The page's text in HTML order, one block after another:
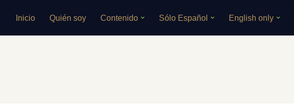
Inicio Quién soy Contenido Sólo Español English only